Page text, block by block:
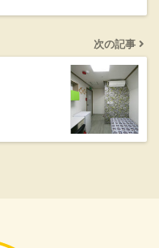
次の記事